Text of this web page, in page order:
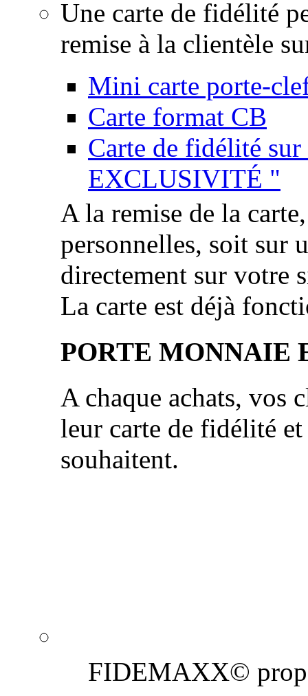
Une carte de fidélité
remise à la clientèle
Mini carte porte-
Carte format CB
Carte de fidélité
EXCLUSIVITÉ "
A la remise de la
personnelles, soit sur
directement sur votre
La carte est déjà
PORTE MONNAIE
A chaque achats, vos
leur carte de fidélité
souhaitent.
FIDEMAXX©